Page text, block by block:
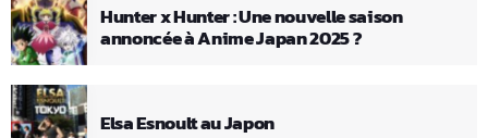
Hunter x Hunter : Une nouvelle saison
annoncée à Anime Japan 2025 ?
Elsa Esnoult au Japon